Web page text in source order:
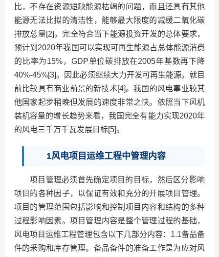
比，不存在资源短缺能源枯竭的问题，而且还具有其他
能源无法比拟的清洁性，能够最大限度的减缓二氧化碳
排放总量[2]。完全符合当下能源投资开发的总体要求，
预计到2020年我国可以实现可再生能源占总体能源消费
的比率为15%，GDP单位碳排放在2005年基数再下降
40%-45%[3]。因此必须继续大力开发可再生能源。就目
前比较具有商业前景的新技术[4]。我国的风电事业较其
他国家起步稍晚但发展的速度非常之快。依照当下风机
装机容量的增长趋势来看，我国完全有能力实现2020年
的风电三千万千瓦发展目标[5]。
1风电项目运维工程中管理内容
项目管理必须首先确定项目的目标，然后区分影响
项目的各种因子，以保证有效和充分的开展项目管理。
项目的管理范围包括影响和控制项目内容和结构的多种
过程影响因素。项目管理内容是整个管理过程的基础，
风电项目运维工程管理包含以下几部分内容：1.1备品备
件的釆购和库存管理。备品备件的准备工作是为应对风